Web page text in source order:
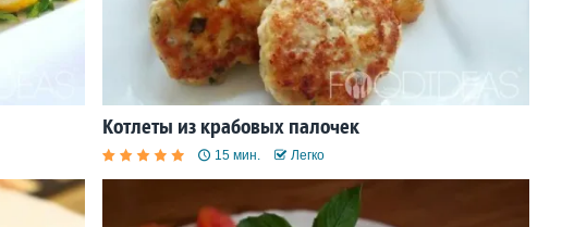
Котлеты из крабовых палочек
15 мин. Легко